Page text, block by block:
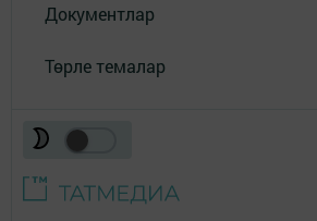
Документлар
Төрле темалар